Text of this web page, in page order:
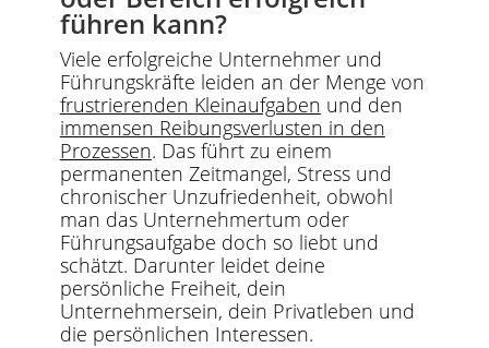
führen kann?
Viele erfolgreiche Unternehmer und
Führungskräfte leiden an der Menge von
frustrierenden Kleinaufgaben und den
immensen Reibungsverlusten in den
Prozessen. Das führt zu einem
permanenten Zeitmangel, Stress und
chronischer Unzufriedenheit, obwohl
man das Unternehmertum oder
Führungsaufgabe doch so liebt und
schätzt. Darunter leidet deine
persönliche Freiheit, dein
Unternehmersein, dein Privatleben und
die persönlichen Interessen.